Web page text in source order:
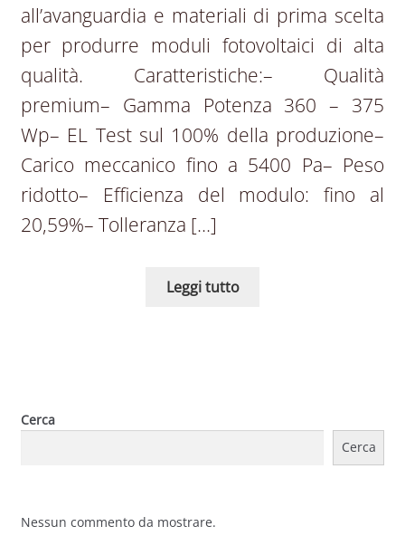
all’avanguardia e materiali di prima scelta
per produrre moduli fotovoltaici di alta
qualità. Caratteristiche:– Qualità
premium– Gamma Potenza 360 – 375
Wp– EL Test sul 100% della produzione–
Carico meccanico fino a 5400 Pa– Peso
ridotto– Efficienza del modulo: fino al
20,59%– Tolleranza […]
Leggi tutto
Cerca
Cerca
Nessun commento da mostrare.